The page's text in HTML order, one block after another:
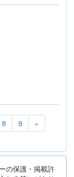
8 9 »
の保護・掲載許